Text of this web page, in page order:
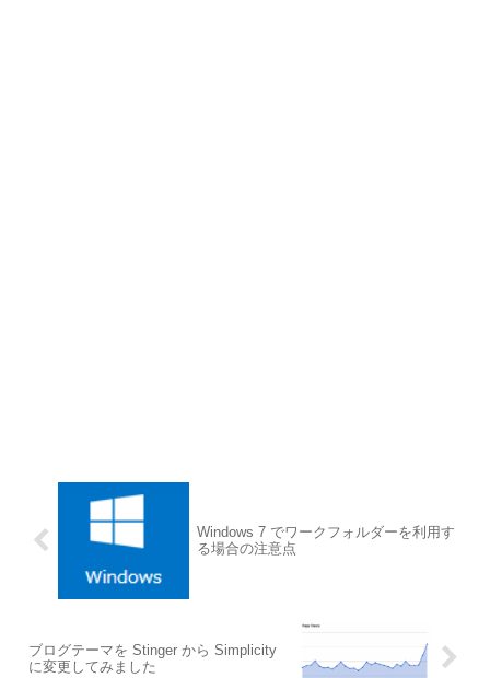
Windows 7 でワークフォルダーを利用す
る場合の注意点
ブログテーマを Stinger から Simplicity
に変更してみました